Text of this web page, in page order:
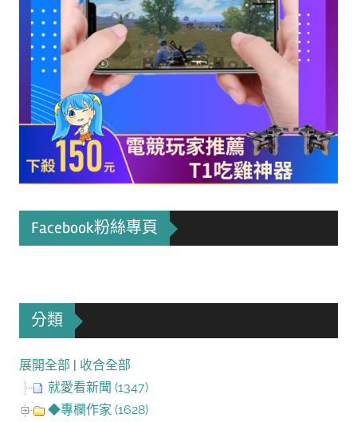
Facebook粉絲專頁
分類
展開全部 | 收合全部
就愛看新聞 (1347)
◆專欄作家 (1628)